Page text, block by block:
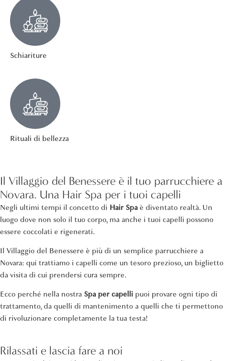
Schiariture
Rituali di bellezza
Il Villaggio del Benessere è il tuo parrucchiere a
Novara. Una Hair Spa per i tuoi capelli
Negli ultimi tempi il concetto di Hair Spa è diventato realtà. Un
luogo dove non solo il tuo corpo, ma anche i tuoi capelli possono
essere coccolati e rigenerati.
Il Villaggio del Benessere è più di un semplice parrucchiere a
Novara: qui trattiamo i capelli come un tesoro prezioso, un biglietto
da visita di cui prendersi cura sempre.
Ecco perché nella nostra Spa per capelli puoi provare ogni tipo di
trattamento, da quelli di mantenimento a quelli che ti permettono
di rivoluzionare completamente la tua testa!
Rilassati e lascia fare a noi